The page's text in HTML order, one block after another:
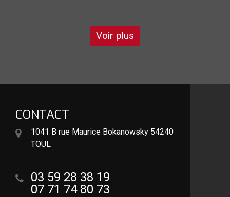
Voir plus
CONTACT
1041 B rue Maurice Bokanowsky 54240
TOUL
03 59 28 38 19
07 71 74 80 73